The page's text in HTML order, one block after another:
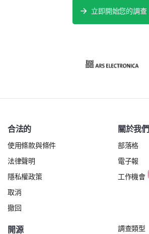
立即開始您的調查
合法的
使用條款與條件
法律聲明
隱私權政策
取消
撤回
關於我們
部落格
電子報
工作機會
開源 調查類型